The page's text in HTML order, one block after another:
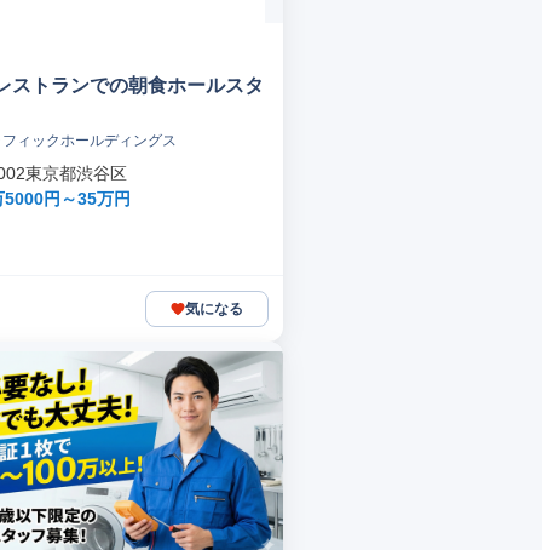
ストランでの朝食ホールスタ
ィックホールディングス
東京都渋谷区
円～35万円
気になる